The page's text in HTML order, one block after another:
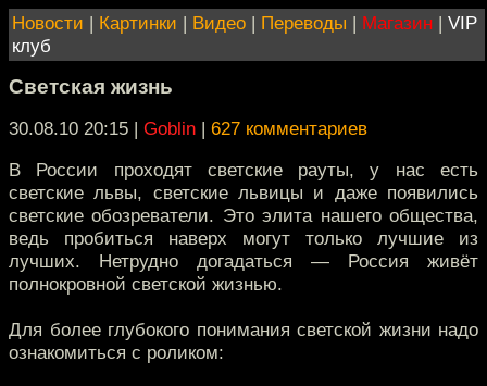
Новости | Картинки | Видео | Переводы | Магазин | VIP
клуб
Светская жизнь
30.08.10 20:15 | Goblin | 627 комментариев
В России проходят светские рауты, у нас есть
светские львы, светские львицы и даже появились
светские обозреватели. Это элита нашего общества,
ведь пробиться наверх могут только лучшие из
лучших. Нетрудно догадаться — Россия живёт
полнокровной светской жизнью.
Для более глубокого понимания светской жизни надо
ознакомиться с роликом: